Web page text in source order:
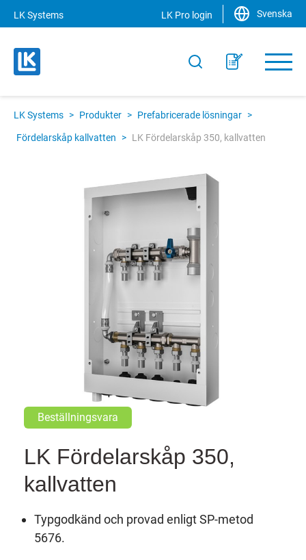
LK Systems LK Pro login Svenska
LK Systems > Produkter > Prefabricerade lösningar >
Fördelarskåp kallvatten > LK Fördelarskåp 350, kallvatten
Beställningsvara
LK Fördelarskåp 350,
kallvatten
Typgodkänd och provad enligt SP-metod
5676.